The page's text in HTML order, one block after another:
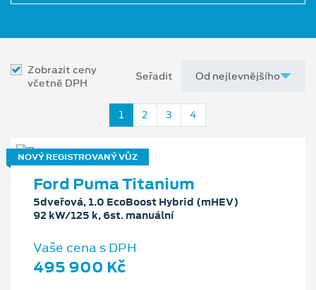
Zobrazit ceny
včetně DPH
Seřadit
1 2 3 4
NOVÝ REGISTROVANÝ VŮZ
Ford Puma Titanium
5dveřová, 1.0 EcoBoost Hybrid (mHEV)
92 kW/125 k, 6st. manuální
Vaše cena s DPH
495 900 Kč